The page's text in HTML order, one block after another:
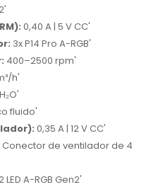
0,40 A | 5 V CC'
3x P14 Pro A-RGB'
400–2500 rpm'
h'
fluido'
0,35 A | 12 V CC'
Conector de ventilador de 4
LED A-RGB Gen2'